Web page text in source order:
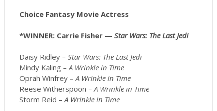
Choice Fantasy Movie Actress
*WINNER: Carrie Fisher — Star Wars: The Last Jedi
Daisy Ridley – Star Wars: The Last Jedi
Mindy Kaling –A Wrinkle in Time
Oprah Winfrey –A Wrinkle in Time
Reese Witherspoon –A Wrinkle in Time
Storm Reid –A Wrinkle in Time